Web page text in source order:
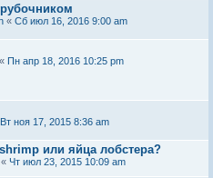
« Сб июл 16, 2016 9:00 am
« Пн апр 18, 2016 10:25 pm
Вт ноя 17, 2015 8:36 am
или яйца лобстера?
« Чт июл 23, 2015 10:09 am